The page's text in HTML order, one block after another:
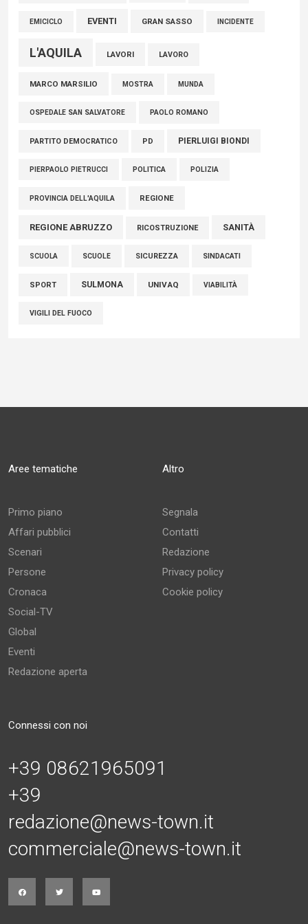
EMICICLO EVENTI GRAN SASSO INCIDENTE
L'AQUILA LAVORI LAVORO
MARCO MARSILIO MOSTRA MUNDA
OSPEDALE SAN SALVATORE PAOLO ROMANO
PARTITO DEMOCRATICO PD PIERLUIGI BIONDI
PIERPAOLO PIETRUCCI POLITICA POLIZIA
PROVINCIA DELL'AQUILA REGIONE
REGIONE ABRUZZO RICOSTRUZIONE SANITÀ
SCUOLA SCUOLE SICUREZZA SINDACATI
SPORT SULMONA UNIVAQ VIABILITÀ
VIGILI DEL FUOCO
Aree tematiche
Primo piano
Affari pubblici
Scenari
Persone
Cronaca
Social-TV
Global
Eventi
Redazione aperta
Altro
Segnala
Contatti
Redazione
Privacy policy
Cookie policy
Connessi con noi
+39 08621965091
+39
redazione@news-town.it
commerciale@news-town.it